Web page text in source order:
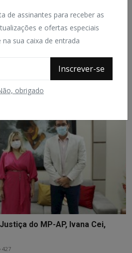
de assinantes para receber as
e ofertas especiais
sua caixa de entrada
Inscrever-se
obrigado
Conceição em Calçoene: os
do MP-AP, Ivana Cei,
427